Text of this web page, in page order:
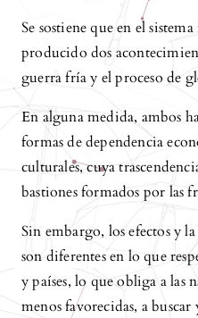
Se sostiene que en el
producido dos
guerra fría y el proceso de
En alguna medida, ambos
formas de dependencia
culturales, cuya
bastiones formados por las
Sin embargo, los efectos y
son diferentes en lo que
y países, lo que obliga a las
menos favorecidas, a